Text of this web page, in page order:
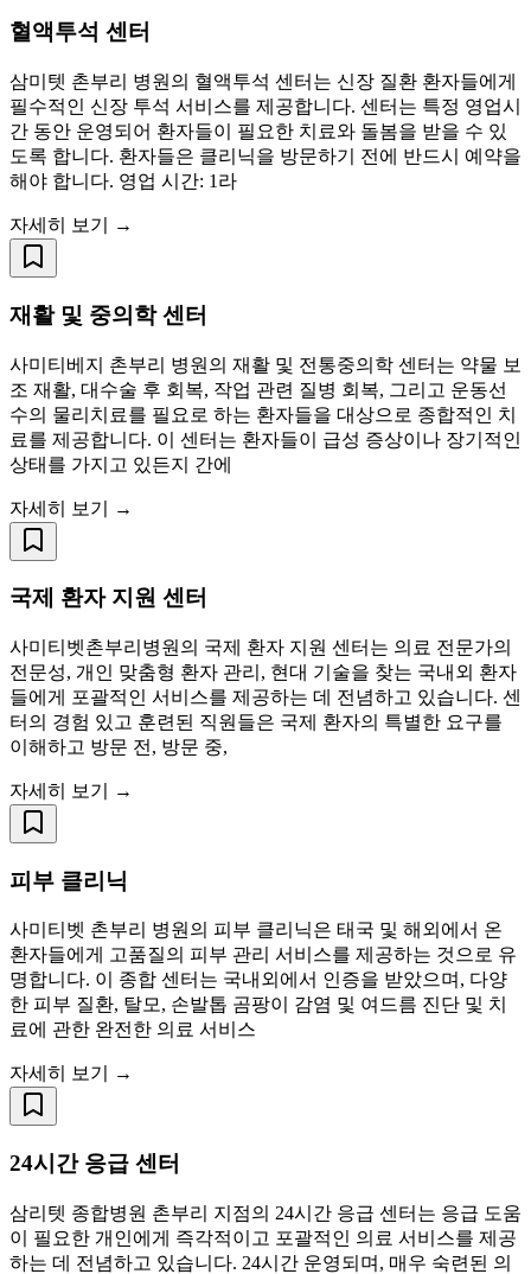
혈액투석 센터
삼미텟 촌부리 병원의 혈액투석 센터는 신장 질환 환자들에게
필수적인 신장 투석 서비스를 제공합니다. 센터는 특정 영업시
간 동안 운영되어 환자들이 필요한 치료와 돌봄을 받을 수 있
도록 합니다. 환자들은 클리닉을 방문하기 전에 반드시 예약을
해야 합니다. 영업 시간: 1라
자세히 보기 →
재활 및 중의학 센터
사미티베지 촌부리 병원의 재활 및 전통중의학 센터는 약물 보
조 재활, 대수술 후 회복, 작업 관련 질병 회복, 그리고 운동선
수의 물리치료를 필요로 하는 환자들을 대상으로 종합적인 치
료를 제공합니다. 이 센터는 환자들이 급성 증상이나 장기적인
상태를 가지고 있든지 간에
자세히 보기 →
국제 환자 지원 센터
사미티벳촌부리병원의 국제 환자 지원 센터는 의료 전문가의
전문성, 개인 맞춤형 환자 관리, 현대 기술을 찾는 국내외 환자
들에게 포괄적인 서비스를 제공하는 데 전념하고 있습니다. 센
터의 경험 있고 훈련된 직원들은 국제 환자의 특별한 요구를
이해하고 방문 전, 방문 중,
자세히 보기 →
피부 클리닉
사미티벳 촌부리 병원의 피부 클리닉은 태국 및 해외에서 온
환자들에게 고품질의 피부 관리 서비스를 제공하는 것으로 유
명합니다. 이 종합 센터는 국내외에서 인증을 받았으며, 다양
한 피부 질환, 탈모, 손발톱 곰팡이 감염 및 여드름 진단 및 치
료에 관한 완전한 의료 서비스
자세히 보기 →
24시간 응급 센터
삼리텟 종합병원 촌부리 지점의 24시간 응급 센터는 응급 도움
이 필요한 개인에게 즉각적이고 포괄적인 의료 서비스를 제공
하는 데 전념하고 있습니다. 24시간 운영되며, 매우 숙련된 의